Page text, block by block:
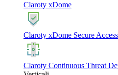
Claroty xDome
Claroty xDome Secure Access
Claroty Continuous Threat